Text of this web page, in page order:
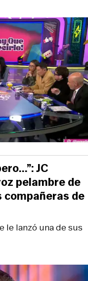
le lanzó una de sus
JC
pelambre de
compañeras de